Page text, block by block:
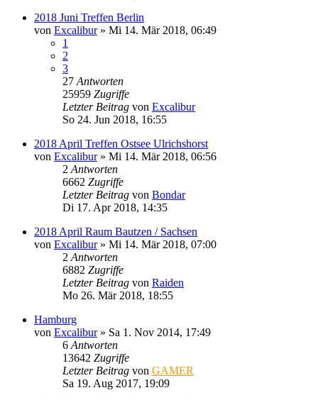
2018 Juni Treffen Berlin
von Excalibur» Mi 14. Mär 2018, 06:49
1
2
3
27 Antworten
25959 Zugriffe
Letzter Beitrag von Excalibur
So 24. Jun 2018, 16:55
2018 April Treffen Ostsee Ulrichshorst
von Excalibur» Mi 14. Mär 2018, 06:56
2 Antworten
6662 Zugriffe
Letzter Beitrag von Bondar
Di 17. Apr 2018, 14:35
2018 April Raum Bautzen / Sachsen
von Excalibur» Mi 14. Mär 2018, 07:00
2 Antworten
6882 Zugriffe
Letzter Beitrag von Raiden
Mo 26. Mär 2018, 18:55
Hamburg
von Excalibur» Sa 1. Nov 2014, 17:49
6 Antworten
13642 Zugriffe
Letzter Beitrag von GAMER
Sa 19. Aug 2017, 19:09